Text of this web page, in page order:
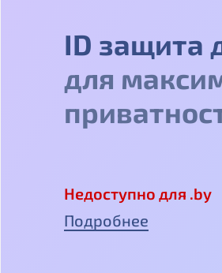
ID защита
для
Недоступно для .by
Подробнее